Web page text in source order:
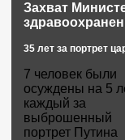
Захват
35 лет за портрет
7 человек были
осуждены на 5
каждый за
выброшенный
портрет Путина